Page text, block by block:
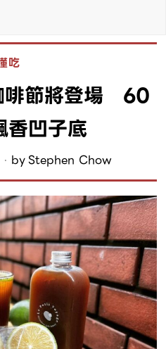
吃
啡節將登場 60
香凹子底
byStephen Chow